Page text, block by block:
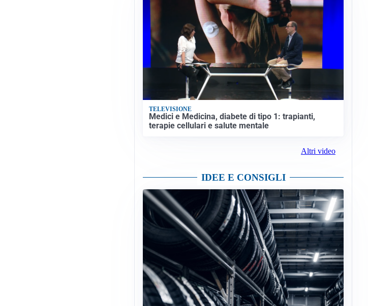
TELEVISIONE
Medici e Medicina, diabete di tipo 1: trapianti,
terapie cellulari e salute mentale
Altri video
IDEE E CONSIGLI